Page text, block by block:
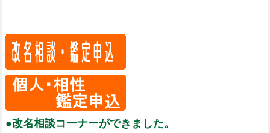
●改名相談コーナーができました。